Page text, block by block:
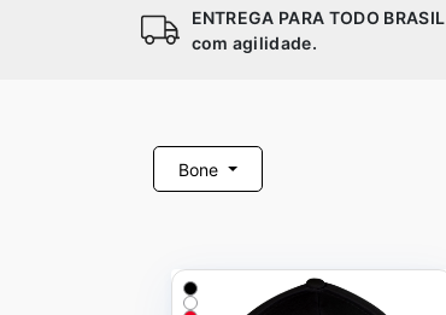
ENTREGA PARA TODO BRASIL
com agilidade.
Bone